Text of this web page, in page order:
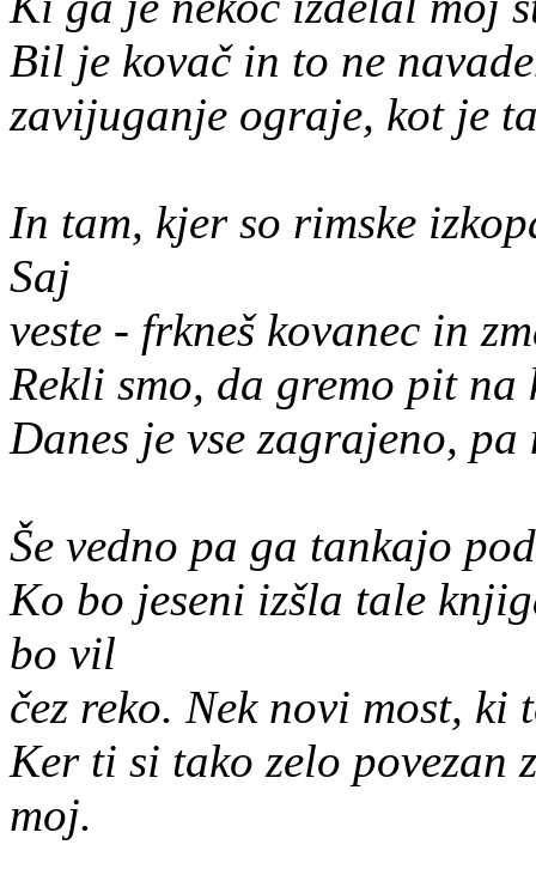
Bil je kovač in to ne
zavijuganje ograje, kot je
In tam, kjer so rimske
Saj
veste - frkneš kovanec in
Rekli smo, da gremo pit
Danes je vse zagrajeno,
Še vedno pa ga tankajo
Ko bo jeseni izšla tale
bo vil
čez reko. Nek novi most,
Ker ti si tako zelo
moj.